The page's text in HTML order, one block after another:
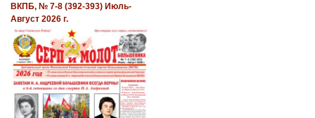
ВКПБ, № 7-8 (392-393) Июль-
Август 2026 г.